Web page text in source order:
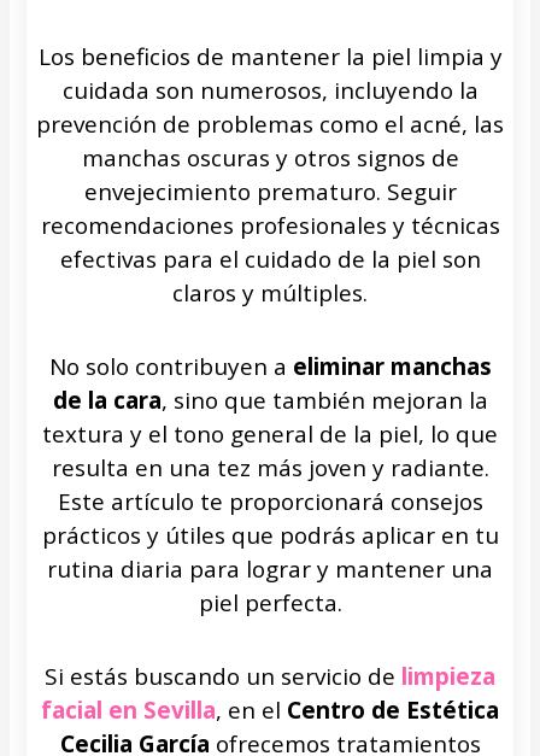
Los beneficios de mantener la piel limpia y
cuidada son numerosos, incluyendo la
prevención de problemas como el acné, las
manchas oscuras y otros signos de
envejecimiento prematuro. Seguir
recomendaciones profesionales y técnicas
efectivas para el cuidado de la piel son
claros y múltiples.
No solo contribuyen a eliminar manchas
de la cara, sino que también mejoran la
textura y el tono general de la piel, lo que
resulta en una tez más joven y radiante.
Este artículo te proporcionará consejos
prácticos y útiles que podrás aplicar en tu
rutina diaria para lograr y mantener una
piel perfecta.
Si estás buscando un servicio de limpieza
facial en Sevilla, en el Centro de Estética
Cecilia García ofrecemos tratamientos